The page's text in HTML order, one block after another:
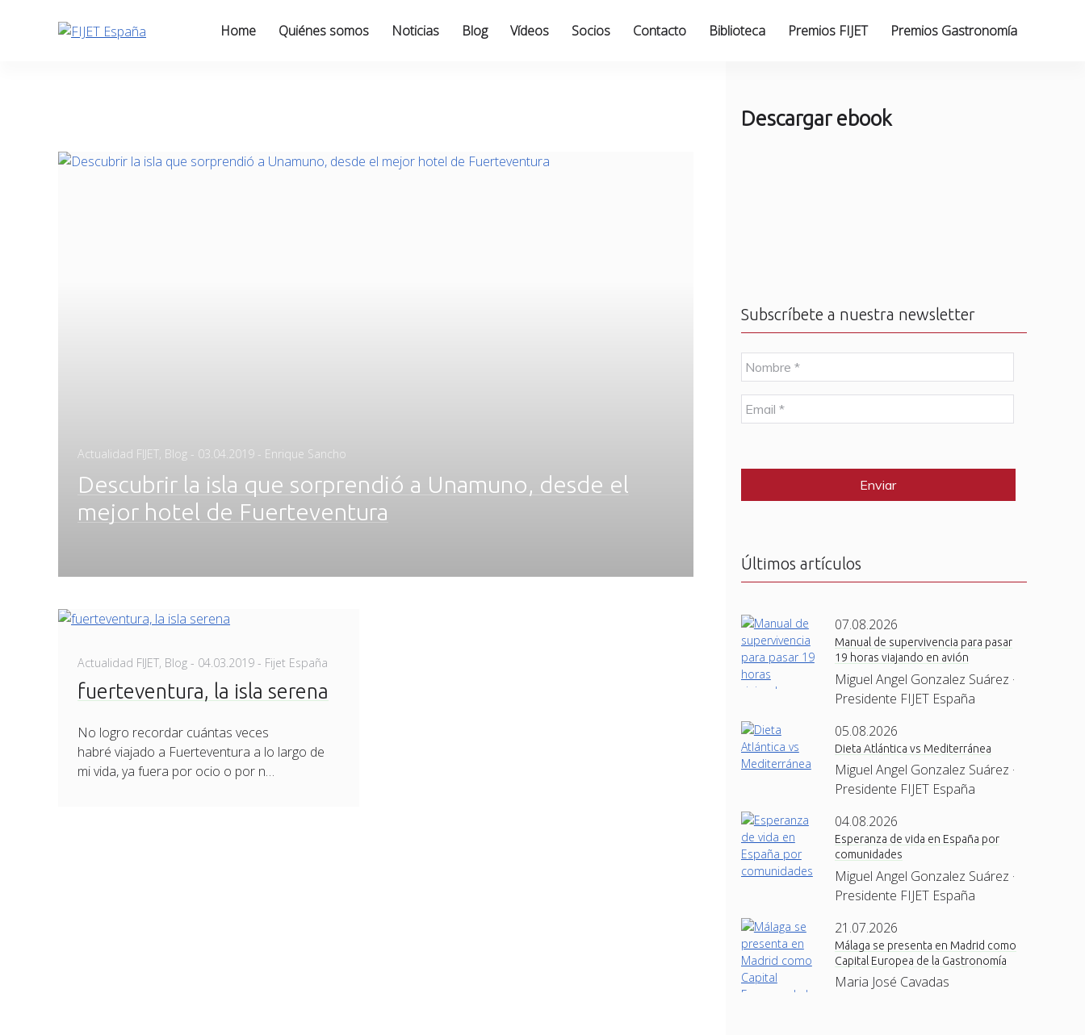
Home Quiénes somos Noticias Blog Vídeos Socios Contacto Biblioteca Premios FIJET Premios Gastronomía
Actualidad FIJET, Blog - Posted
03.04.2019 - Enrique Sancho
Descubrir la isla que sorprendió a Unamuno, desde el
mejor hotel de Fuerteventura
Actualidad FIJET, Blog - Posted
04.03.2019 - Fijet España
fuerteventura, la isla serena
No logro recordar cuántas veces
habré viajado a Fuerteventura a lo largo de
mi vida, ya fuera por ocio o por n…
Descargar ebook
Subscríbete a nuestra newsletter
N
o
m
b
r
E
m
l
Últimos artículos
07.08.2026
Manual de supervivencia para pasar
19 horas viajando en avión
Miguel Angel Gonzalez Suárez ·
Presidente FIJET España
05.08.2026
Dieta Atlántica vs Mediterránea
Miguel Angel Gonzalez Suárez ·
Presidente FIJET España
04.08.2026
Esperanza de vida en España por
comunidades
Miguel Angel Gonzalez Suárez ·
Presidente FIJET España
21.07.2026
Málaga se presenta en Madrid como
Capital Europea de la Gastronomía
Maria José Cavadas